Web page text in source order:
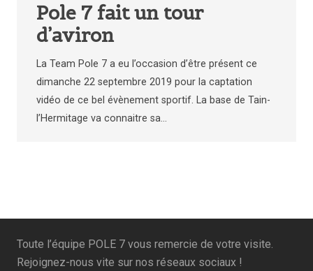
Pole 7 fait un tour
d’aviron
La Team Pole 7 a eu l’occasion d’être présent ce
dimanche 22 septembre 2019 pour la captation
vidéo de ce bel évènement sportif. La base de Tain-
l’Hermitage va connaitre sa…
Toute l’équipe POLE 7 vous remercie de votre visite.
Rejoignez-nous vite sur nos réseaux sociaux !